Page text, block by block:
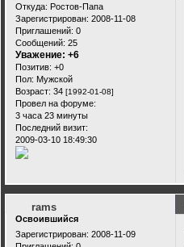
Откуда: Ростов-Папа
Зарегистрирован: 2008-11-08
Приглашений: 0
Сообщений: 25
Уважение: +6
Позитив: +0
Пол: Мужской
Возраст: 34 [1992-01-08]
Провел на форуме:
3 часа 23 минуты
Последний визит:
2009-03-10 18:49:30
rams
Освоившийся
Зарегистрирован: 2008-11-09